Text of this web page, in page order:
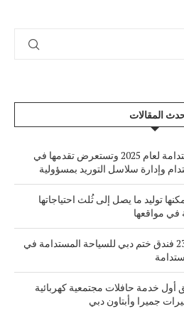
المقالات
يوروفراغانس تنشر تقرير الاستدامة لعام 2025 وتستعرض تقدمها في
وإدارة سلاسل التوريد بمسؤولية
توليد ما يصل إلى ثُلث احتياجاتها
في مواقعها
دبي تسجل رقماً قياسياً بمنح 237 فندق ختم دبي للسياحة المستدامة في
أول خدمة حافلات مجتمعية كهربائية
جميرا وأبتاون دبي